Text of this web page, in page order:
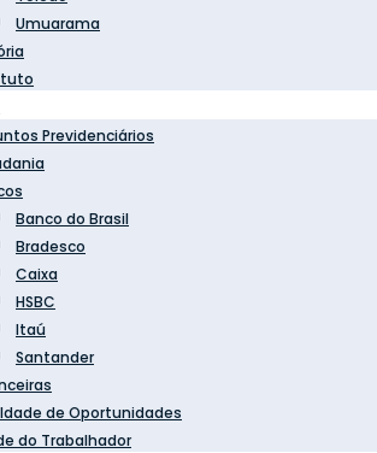
Umuarama
Previdenciários
Banco do Brasil
Bradesco
Caixa
HSBC
Itaú
Santander
de Oportunidades
do Trabalhador